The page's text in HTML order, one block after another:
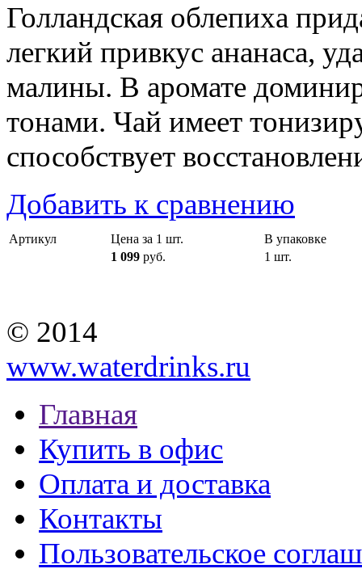
Голландская облепиха
легкий привкус ананаса,
малины. В аромате
тонами. Чай имеет
способствует
Добавить к сравнению
Артикул Цена за 1 шт.
В упаковке
1 099 руб. 1 шт.
© 2014
www.waterdrinks.ru
Главная
Купить в офис
Оплата и доставка
Контакты
Пользовательское